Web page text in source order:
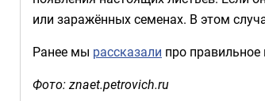
или заражённых семенах. В этом
Ранее мы рассказали про
Фото: znaet.petrovich.ru